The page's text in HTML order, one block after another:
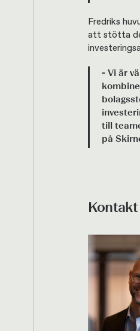
Fredriks
att stötta
- Vi är
till
på
Kontakt